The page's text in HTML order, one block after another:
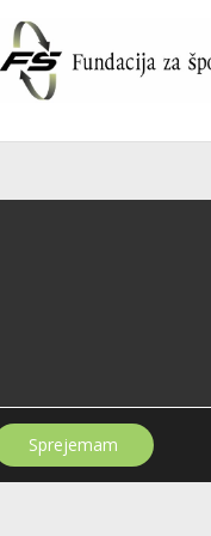
Sprejemam